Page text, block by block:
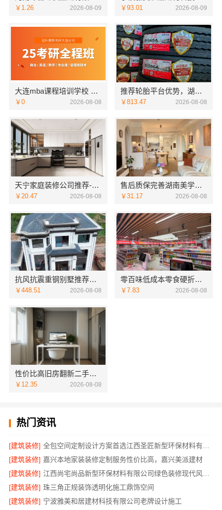
￥1.26 2026-08-09 ￥93.01 2026-08-09
大连mba课程培训学校 社科赛斯MBA考研定制专业辅导规划
￥0 2026-08-08
推荐轮胎平台优势，湖北省腾冠畅实业贸易有限公司引领
￥813.47 2026-08-08
天宁家庭装修公司推荐-宜居佳专业团队
￥20.47 2026-08-08
售后质保完善湖南美学筑家公司软装配套湖南美学筑家
￥31.17 2026-08-08
抗风抗震重钢别墅推荐，云南晟构建筑建材有限公司懂云南气候
￥448.51 2026-08-08
零百味低成本零食硬折扣适配全场景，河南零百味供应链有限公司
￥7.83 2026-08-08
性价比高旧房翻新二手房案例，苏州兔哥哥智装新材料
￥12.35 2026-08-08
热门资讯
[建筑装修]
[建筑装修] 嘉兴本地家装装修定制服务性价比高，嘉兴美派建材
[建筑装修]
[建筑装修] 珠三角正规装饰透明化施工鼎饰空间
[建筑装修] 宁波雅美和居建材科技有限公司老牌设计施工